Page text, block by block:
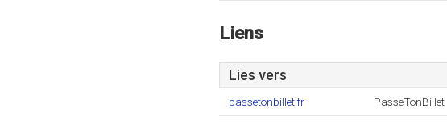
Liens
Lies vers
passetonbillet.fr PasseTonBillet